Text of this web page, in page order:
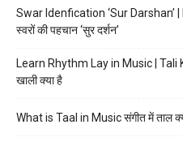
Swar Idenfication ‘Sur
स्वरों की पहचान ‘सुर दर्शन’
Learn Rhythm Lay in Music | Tali
खाली क्या है
What is Taal in Music संगीत में ताल